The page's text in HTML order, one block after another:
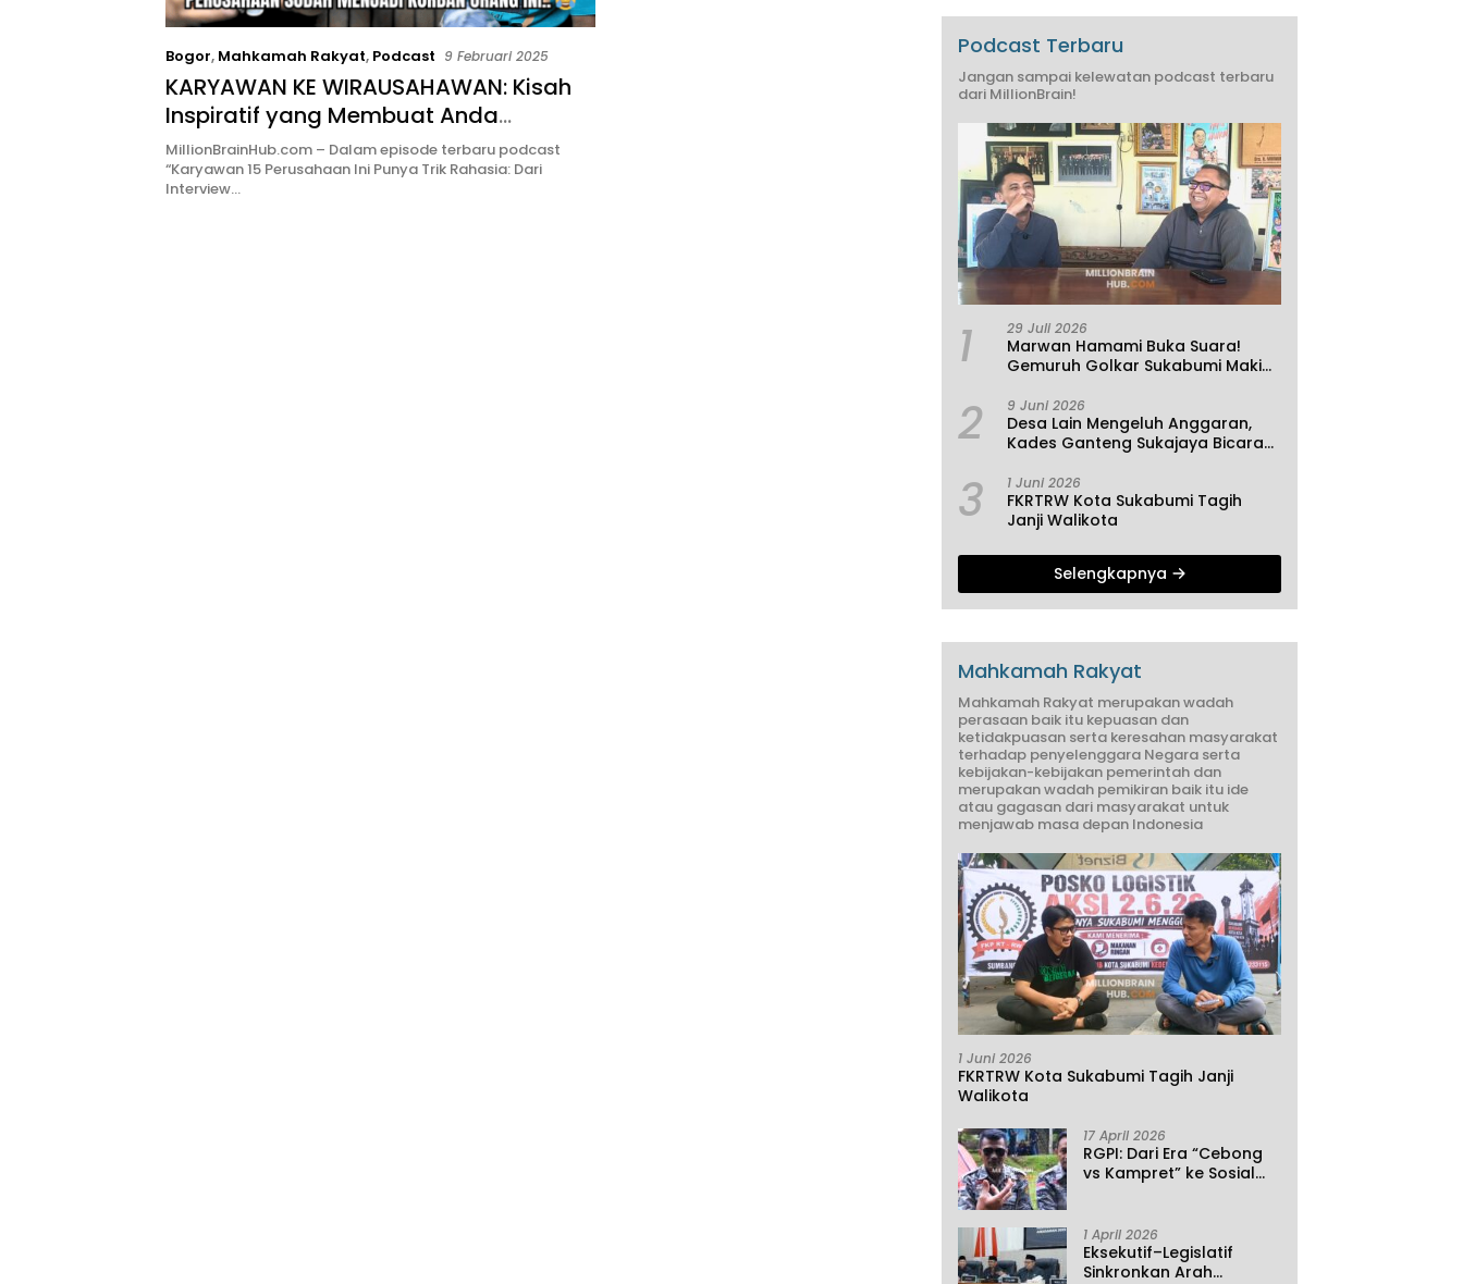
Bogor, Mahkamah Rakyat, Podcast 9 Februari 2025
KARYAWAN KE WIRAUSAHAWAN: Kisah
Inspiratif yang Membuat Anda
Bertanya, ‘Kenapa Saya Belum Punya
Usaha Sendiri?
MillionBrainHub.com – Dalam episode terbaru podcast
“Karyawan 15 Perusahaan Ini Punya Trik Rahasia: Dari
Interview…
Podcast Terbaru
Jangan sampai kelewatan podcast terbaru
dari MillionBrain!
1 29 Juli 2026
Marwan Hamami Buka Suara!
Gemuruh Golkar Sukabumi Makin
Demokrasi yang Sedang Dikunci?
2 9 Juni 2026
Desa Lain Mengeluh Anggaran,
Kades Ganteng Sukajaya Bicara
3 1 Juni 2026
FKRTRW Kota Sukabumi Tagih
Janji Walikota
Selengkapnya
Mahkamah Rakyat
Mahkamah Rakyat merupakan wadah
perasaan baik itu kepuasan dan
ketidakpuasan serta keresahan masyarakat
terhadap penyelenggara Negara serta
kebijakan-kebijakan pemerintah dan
merupakan wadah pemikiran baik itu ide
atau gagasan dari masyarakat untuk
menjawab masa depan Indonesia
1 Juni 2026
FKRTRW Kota Sukabumi Tagih Janji
Walikota
17 April 2026
RGPI: Dari Era “Cebong
vs Kampret” ke Sosial
1 April 2026
Eksekutif–Legislatif
Sinkronkan Arah